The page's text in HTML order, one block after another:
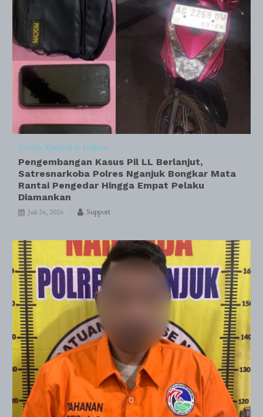
Daerah Kriminal & Hukum
Pengembangan Kasus Pil LL Berlanjut,
Satresnarkoba Polres Nganjuk Bongkar Mata
Rantai Pengedar Hingga Empat Pelaku
Diamankan
Juli 26, 2026 Support